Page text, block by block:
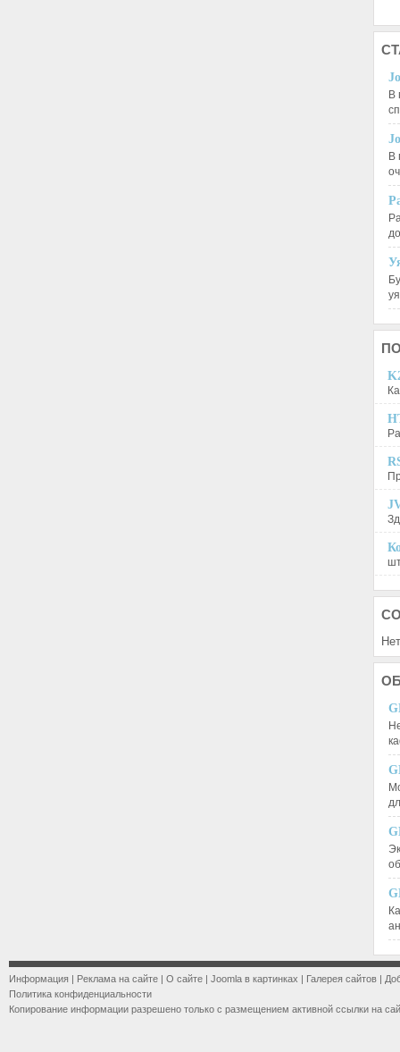
В
В
Информация | Реклама на сайте | О сайте | Joomla в картинках | Галерея сайтов |
Политика конфиденциальности
Копирование информации разрешено только с размещением активной ссылки на